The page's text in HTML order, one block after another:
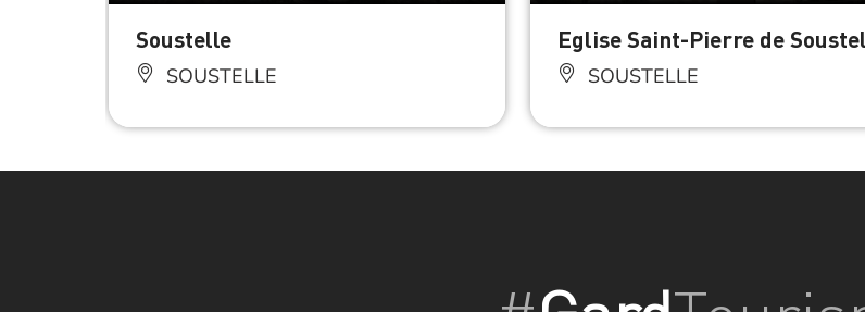
Soustelle
SOUSTELLE
Eglise Saint-Pierre de
SOUSTELLE